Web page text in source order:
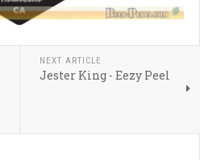
NEXT ARTICLE
Jester King - Eezy Peel